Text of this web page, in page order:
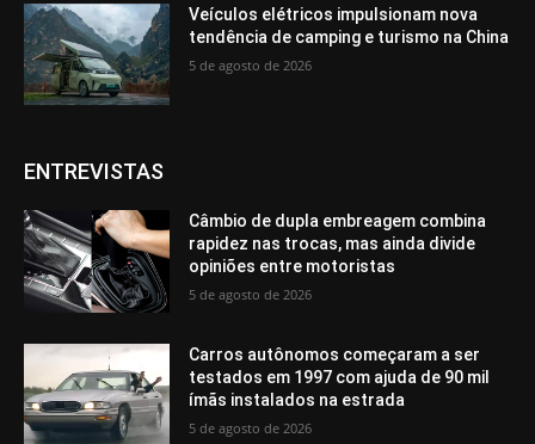
Veículos elétricos impulsionam nova
tendência de camping e turismo na China
5 de agosto de 2026
ENTREVISTAS
Câmbio de dupla embreagem combina
rapidez nas trocas, mas ainda divide
opiniões entre motoristas
5 de agosto de 2026
Carros autônomos começaram a ser
testados em 1997 com ajuda de 90 mil
ímãs instalados na estrada
5 de agosto de 2026